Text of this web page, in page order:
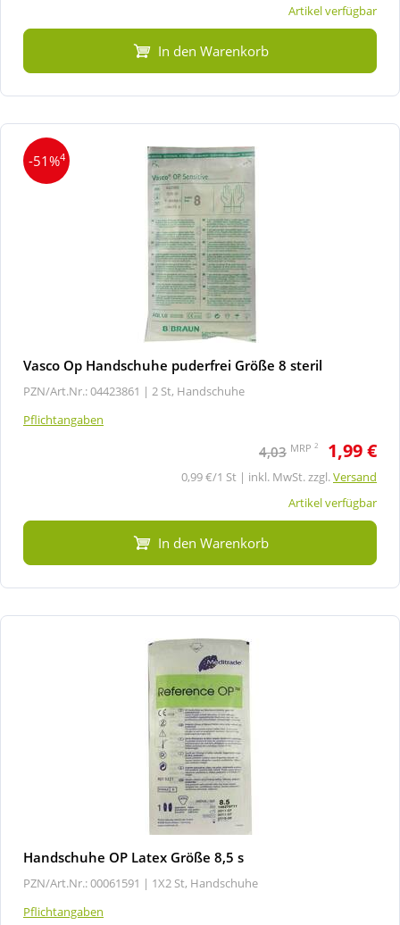
Artikel verfügbar
In den Warenkorb
-51%4
Vasco Op Handschuhe puderfrei Größe 8 steril
PZN/Art.Nr.: 04423861 | 2 St, Handschuhe
Pflichtangaben
4,03 MRP 2 1,99 €
0,99 €/1 St | inkl. MwSt. zzgl.Versand
Artikel verfügbar
In den Warenkorb
Handschuhe OP Latex Größe 8,5 s
PZN/Art.Nr.: 00061591 | 1X2 St, Handschuhe
Pflichtangaben